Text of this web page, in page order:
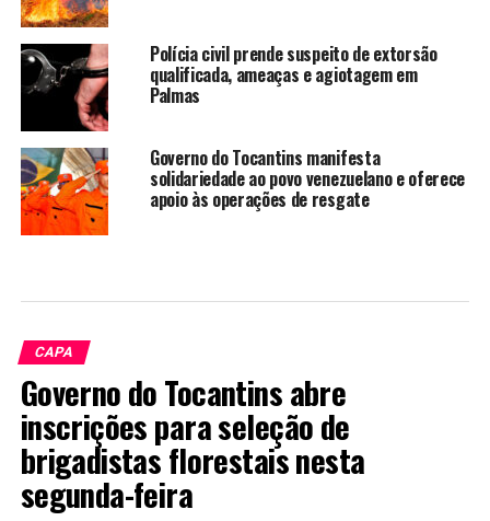
Polícia civil prende suspeito de extorsão
qualificada, ameaças e agiotagem em
Palmas
Governo do Tocantins manifesta
solidariedade ao povo venezuelano e oferece
apoio às operações de resgate
CAPA
Governo do Tocantins abre
inscrições para seleção de
brigadistas florestais nesta
segunda-feira